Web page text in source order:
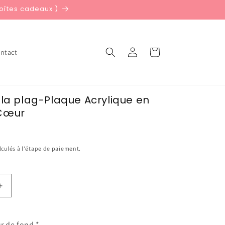
cadeaux )
Connexion Panier
plag-Plaque Acrylique en
à l'étape de paiement.